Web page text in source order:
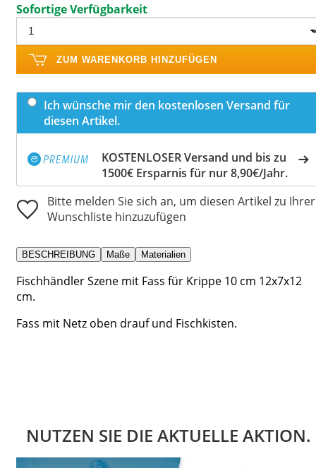
Sofortige Verfügbarkeit
ZUM WARENKORB HINZUFÜGEN
Ich wünsche mir den kostenlosen Versand für
diesen Artikel.
KOSTENLOSER Versand und bis zu
1500€ Ersparnis für nur 8,90€/Jahr.
Bitte melden Sie sich an, um diesen Artikel zu Ihrer
Wunschliste hinzuzufügen
BESCHREIBUNG Maße Materialien
Fischhändler Szene mit Fass für Krippe 10 cm 12x7x12
cm.
Fass mit Netz oben drauf und Fischkisten.
NUTZEN SIE DIE AKTUELLE AKTION.